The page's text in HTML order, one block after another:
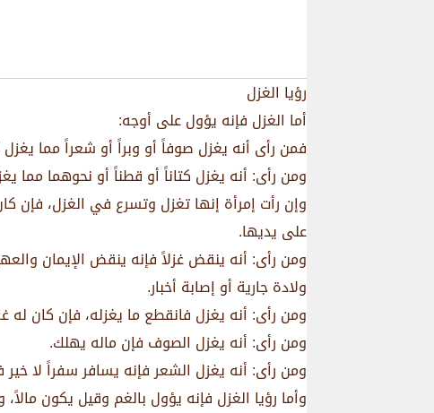
رؤيا الغزل
أما الغزل فإنه يؤول على أوجه:
فمن رأى أنه يغزل صوفاً أو وبراً أو شعراً مما
ومن رأى: أنه يغزل كتاناً أو قطناً أو نحوهما مما
وإن رأت إمرأة إنها تغزل وتسرع في الغزل، فإن
على يديها.
ومن رأى: أنه ينقض غزلاً فإنه ينقض الإيمان
ولادة جارية أو إصابة أخبار.
ومن رأى: أنه يغزل فانقطع ما يغزله، فإن كان
ومن رأى: أنه يغزل الصوف فإن ماله يهلك.
ومن رأى: أنه يغزل الشعر فإنه يسافر سفراً لا خير
وأما رؤيا الغزل فإنه يؤول بالغم وقيل يكون